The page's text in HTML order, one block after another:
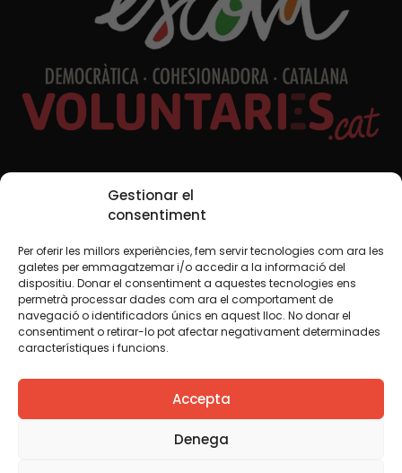
Gestionar el
consentiment
Per oferir les millors experiències, fem servir tecnologies com ara les
galetes per emmagatzemar i/o accedir a la informació del
dispositiu. Donar el consentiment a aquestes tecnologies ens
permetrà processar dades com ara el comportament de
navegació o identificadors únics en aquest lloc. No donar el
consentiment o retirar-lo pot afectar negativament determinades
característiques i funcions.
Accepta
Denega
Xarxes Socials
TWT YTB IG FB IN
Avís legalPolítica de cookies
Creiem que el coneixement s’ha de compartir. Per això
fem servir una llicència Creative Commons, llevat que en
algun material indiquem el contrari. Us animem a copiar,
redistribuir, remesclar o transformar i crear els continguts